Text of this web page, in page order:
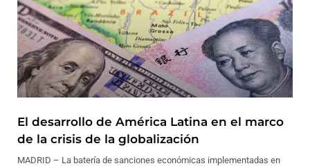
El desarrollo de América Latina en el marco
de la crisis de la globalización
MADRID – La batería de sanciones económicas implementadas en